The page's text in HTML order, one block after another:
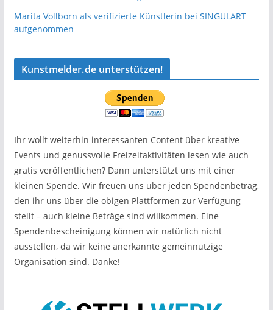
Marita Vollborn als verifizierte Künstlerin bei SINGULART
aufgenommen
Kunstmelder.de unterstützen!
Ihr wollt weiterhin interessanten Content über kreative
Events und genussvolle Freizeitaktivitäten lesen wie auch
gratis veröffentlichen? Dann unterstützt uns mit einer
kleinen Spende. Wir freuen uns über jeden Spendenbetrag,
den ihr uns über die obigen Plattformen zur Verfügung
stellt – auch kleine Beträge sind willkommen. Eine
Spendenbescheinigung können wir natürlich nicht
ausstellen, da wir keine anerkannte gemeinnützige
Organisation sind. Danke!